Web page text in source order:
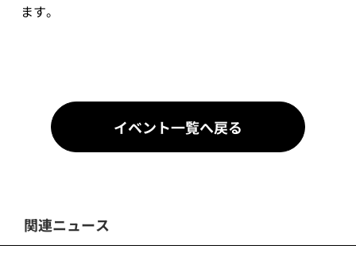
ます。
イベント一覧へ戻る
関連ニュース